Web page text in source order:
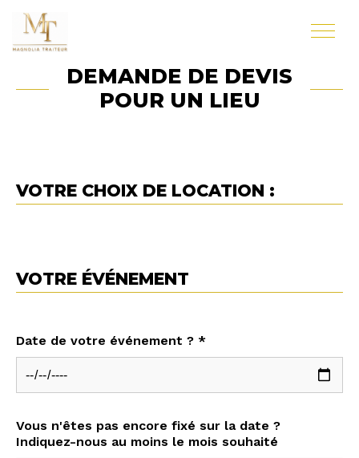
DEMANDE DE DEVIS
POUR UN LIEU
VOTRE CHOIX DE LOCATION :
VOTRE ÉVÉNEMENT
Date de votre événement ? *
Vous n'êtes pas encore fixé sur la date ?
Indiquez-nous au moins le mois souhaité